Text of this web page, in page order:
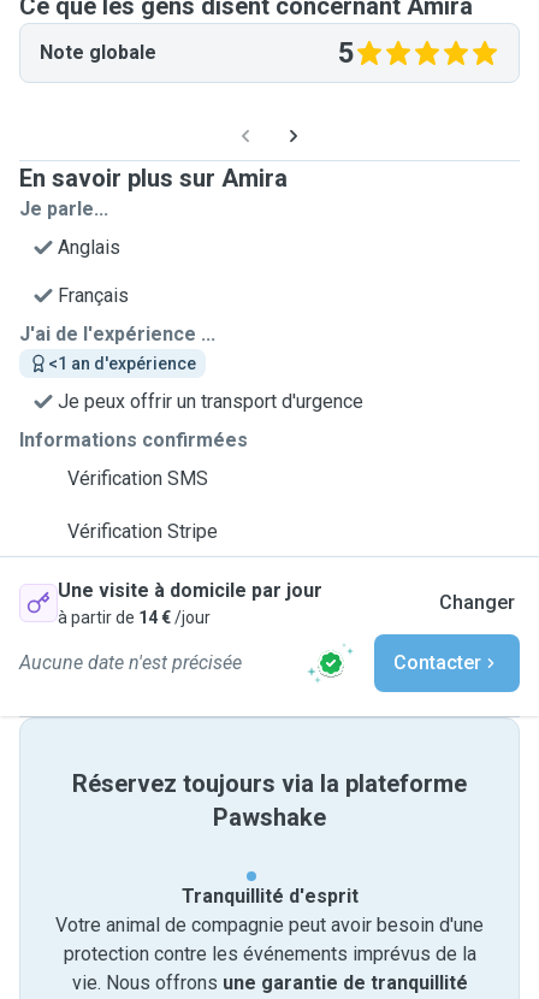
Ce que les gens disent concernant Amira
Note globale 5
En savoir plus sur Amira
Je parle...
Anglais
Français
J'ai de l'expérience ...
<1 an d'expérience
Je peux offrir un transport d'urgence
Informations confirmées
Vérification SMS
Vérification Stripe
Une visite à domicile par jour
à partir de 14 €/jour
Changer
Aucune date n'est précisée Contacter
Réservez toujours via la plateforme
Pawshake
Tranquillité d'esprit
Votre animal de compagnie peut avoir besoin d'une
protection contre les événements imprévus de la
vie. Nous offrons une garantie de tranquillité